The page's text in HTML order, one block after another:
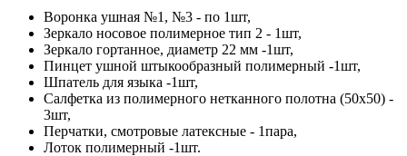
Воронка ушная №1, №3 - по 1шт,
Зеркало носовое полимерное тип 2 - 1шт,
Зеркало гортанное, диаметр 22 мм -1шт,
Пинцет ушной штыкообразный полимерный -1шт,
Шпатель для языка -1шт,
Салфетка из полимерного нетканного полотна (50х50) -
3шт,
Перчатки, смотровые латексные - 1пара,
Лоток полимерный -1шт.